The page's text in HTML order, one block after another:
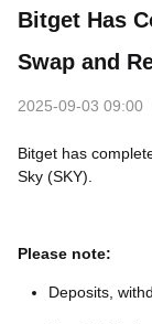
Bitget Has
Swap and
2025-09-03 09:00
Bitget has
Sky (SKY).
Please note:
Deposits,